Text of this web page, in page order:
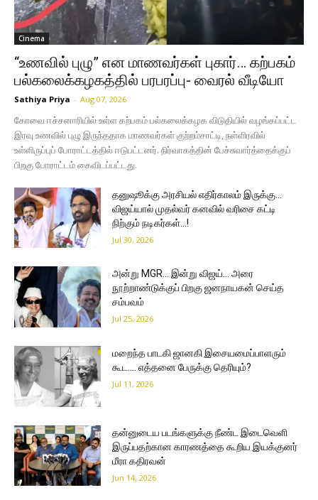
Cinema
“உணவில் புழு” என மாணவர்கள் புகார்… கற்பகம்
பல்கலைக்கழகத்தில் பரபரப்பு- வைரல் வீடியோ
Sathiya Priya - Aug 07, 2026
கோவை ஈச்சனாரியில் உள்ள கற்பகம் பல்கலைக்கழக விடுதியில் வழங்கப்பட்ட
இரவு உணவில் புழு இருந்ததாக மாணவர்கள் குற்றம்சாட்டி, நள்ளிரவில்
உள்ளிருப்புப் போராட்டத்தில் ஈடுபட்டனர். நிர்வாகத்தின் பேச்சுவார்த்தைக்குப்
பிறகு போராட்டம் கைவிடப்பட்டது.
தனுஷூக்கு அரசியல் எதிர்காலம் இருக்கு…
விஜய்யால் முதல்வர் கனவில் வரிசை கட்டி
நிற்கும் நடிகர்கள்…!
Jul 30, 2026
அன்று MGR… இன்று விஜய்… அரை
நூற்றாண்டுக்குப் பிறகு ஜனநாயகன் செய்த
சம்பவம்
Jul 25, 2026
மறைந்த பாடகி ஜானகி இசையமைப்பாளரும்
கூட…. எத்தனை பேருக்கு தெரியும்?
Jul 11, 2026
தன்னுடைய படங்களுக்கு நீண்ட இடைவெளி
இருப்பதற்கான காரணத்தை கூறிய இயக்குனர்
மீரா கதிரவன்
Jun 14, 2026